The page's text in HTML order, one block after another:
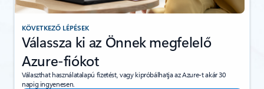
KÖVETKEZŐ LÉPÉSEK
Válassza ki az Önnek megfelelő
Azure-fiókot
Választhat használatalapú fizetést, vagy kipróbálhatja az Azure-t akár 30
napig ingyenesen.